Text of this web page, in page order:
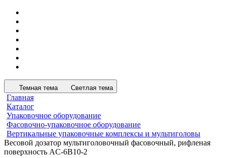
Темная тема Светлая тема
Главная
Каталог
Упаковочное оборудование
Фасовочно-упаковочное оборудование
Вертикальные упаковочные комплексы и мультиголовы
Весовой дозатор мультиголовочный фасовочный, рифленая
поверхность AC-6B10-2